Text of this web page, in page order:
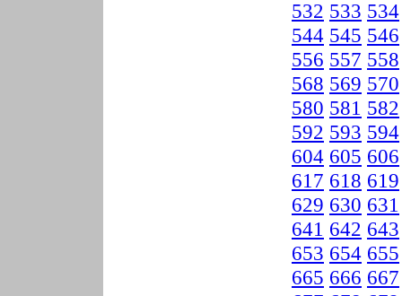
532 533 534
544 545 546
556 557 558
568 569 570
580 581 582
592 593 594
604 605 606
617 618 619
629 630 631
641 642 643
653 654 655
665 666 667